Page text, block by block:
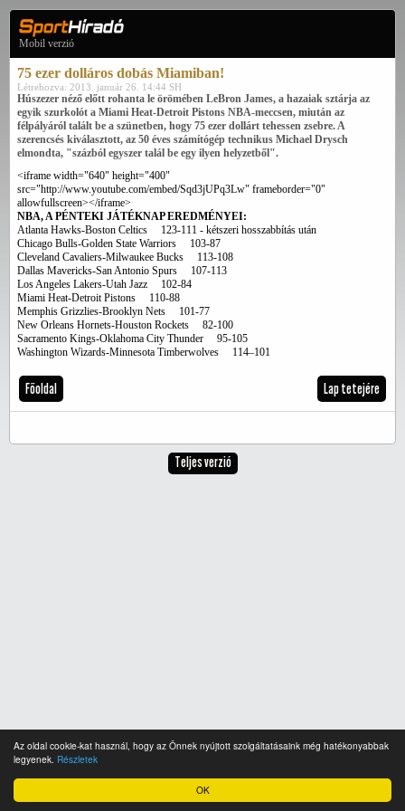
OK
Az oldal cookie-kat használ, hogy az Önnek nyújtott szolgáltatásaink még hatékonyabbak
legyenek. Részletek
Mobil verzió
75 ezer dolláros dobás Miamiban!
Létrehozva: 2013. január 26. 14:44 SH
Húszezer néző előtt rohanta le örömében LeBron James, a hazaiak sztárja az
egyik szurkolót a Miami Heat-Detroit Pistons NBA-meccsen, miután az
félpályáról talált be a szünetben, hogy 75 ezer dollárt tehessen zsebre. A
szerencsés kiválasztott, az 50 éves számítógép technikus Michael Drysch
elmondta, "százból egyszer talál be egy ilyen helyzetből".
<iframe width="640" height="400"
src="http://www.youtube.com/embed/Sqd3jUPq3Lw" frameborder="0"
allowfullscreen></iframe>
NBA, A PÉNTEKI JÁTÉKNAP EREDMÉNYEI:
Atlanta Hawks-Boston Celtics 123-111 - kétszeri hosszabbítás után
Chicago Bulls-Golden State Warriors 103-87
Cleveland Cavaliers-Milwaukee Bucks 113-108
Dallas Mavericks-San Antonio Spurs 107-113
Los Angeles Lakers-Utah Jazz 102-84
Miami Heat-Detroit Pistons 110-88
Memphis Grizzlies-Brooklyn Nets 101-77
New Orleans Hornets-Houston Rockets 82-100
Sacramento Kings-Oklahoma City Thunder 95-105
Washington Wizards-Minnesota Timberwolves 114–101
Főoldal Lap tetejére
Teljes verzió